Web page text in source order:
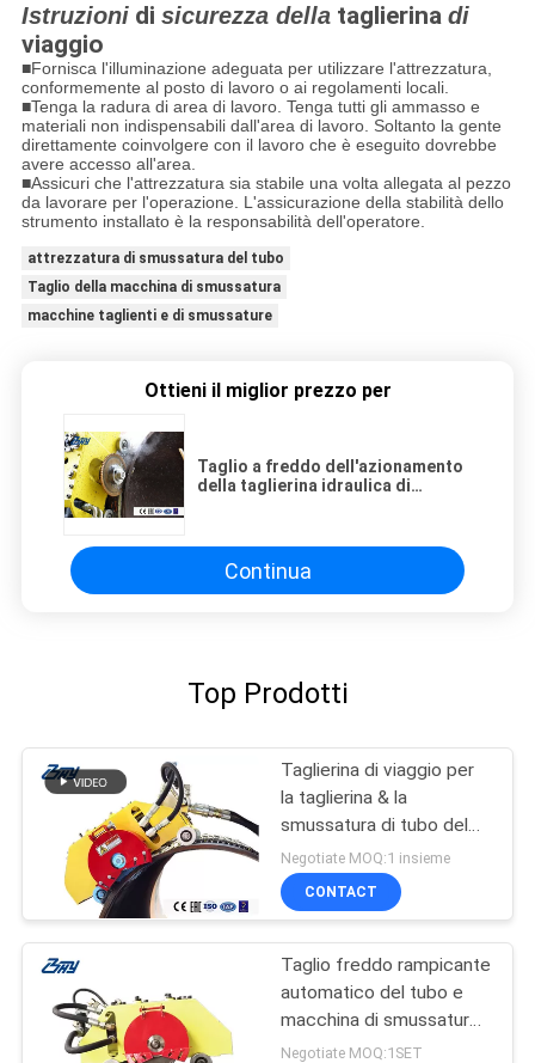
Istruzionidi sicurezza dellataglierina di
viaggio
■Fornisca l'illuminazione adeguata per utilizzare l'attrezzatura,
conformemente al posto di lavoro o ai regolamenti locali.
■Tenga la radura di area di lavoro. Tenga tutti gli ammasso e
materiali non indispensabili dall'area di lavoro. Soltanto la gente
direttamente coinvolgere con il lavoro che è eseguito dovrebbe
avere accesso all'area.
■Assicuri che l'attrezzatura sia stabile una volta allegata al pezzo
da lavorare per l'operazione. L'assicurazione della stabilità dello
strumento installato è la responsabilità dell'operatore.
attrezzatura di smussatura del tubo
Taglio della macchina di smussatura
macchine taglienti e di smussature
Ottieni il miglior prezzo per
Taglio a freddo dell'azionamento
della taglierina idraulica di
Continua
Top Prodotti
Taglierina di viaggio per
la taglierina & la
smussatura di tubo del
grande diametro,
macchina portatile del
tubo di Climbling
Negotiate MOQ:1 insieme
CONTACT
Taglio freddo rampicante
automatico del tubo e
macchina di smussatura
per la taglierina di tubo
Negotiate MOQ:1SET